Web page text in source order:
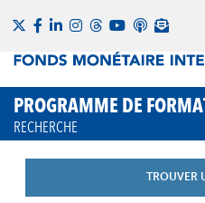
PROGRAMME DE
RECHERCHE
TROUVER